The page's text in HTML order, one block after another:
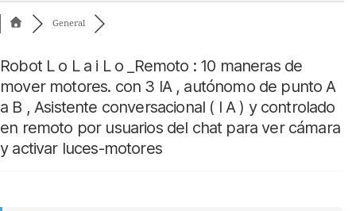
General
Robot L o L a i L o _Remoto : 10 maneras de
mover motores. con 3 IA , autónomo de punto A
a B , Asistente conversacional ( I A ) y controlado
en remoto por usuarios del chat para ver cámara
y activar luces-motores